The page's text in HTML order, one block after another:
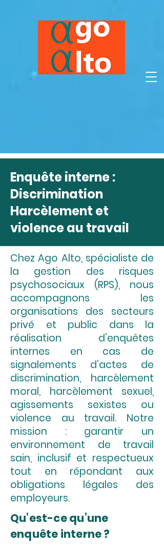
Enquête interne :
Discrimination
Harcèlement et
violence au travail
Chez Ago Alto, spécialiste de
la gestion des risques
psychosociaux (RPS), nous
accompagnons les
organisations des secteurs
privé et public dans la
réalisation d’enquêtes
internes en cas de
signalements d’actes de
discrimination, harcèlement
moral, harcèlement sexuel,
agissements sexistes ou
violence au travail. Notre
mission : garantir un
environnement de travail
sain, inclusif et respectueux
tout en répondant aux
obligations légales des
employeurs.
Qu’est-ce qu’une
enquête interne ?